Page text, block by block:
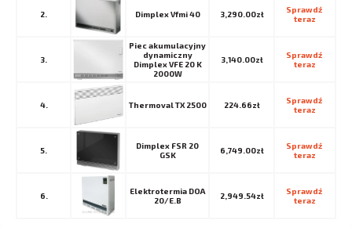
2. Dimplex Vfmi 40 3,290.00zł
Sprawdź
teraz
3.
Piec akumulacyjny
dynamiczny
Dimplex VFE 20 K
2000W
3,140.00zł
Sprawdź
teraz
4. Thermoval TX 2500 224.66zł
Sprawdź
teraz
5.
Dimplex FSR 20
GSK
6,749.00zł
Sprawdź
teraz
6.
Elektrotermia DOA
20/E.B
2,949.54zł
Sprawdź
teraz